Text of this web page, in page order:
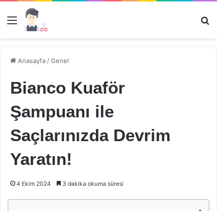
Menü
Anasayfa /Genel
Bianco Kuaför
Şampuanı ile
Saçlarınızda Devrim
Yaratın!
4 Ekim 2024 3 dakika okuma süresi